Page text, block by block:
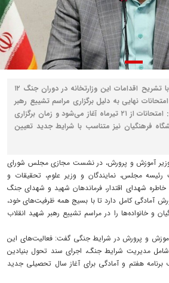
نصر: وزیر آموزش و پرورش با تشریح اقدامات این وزارتخانه در دوران جنگ ۱۲
نهایی به دلیل برگزاری مراسم تشییع رهبر
شهید انقلاب خبر داد و گفت: امتحانات از ۲۱ تیرماه آغاز می‌شود و زمان برگزاری
فرهنگیان نیز متناسب با شرایط جدید تعیین
وزیر آموزش و پرورش، در نشست مجازی مجلس شورای
مجلس، نمایندگان و وزیر علوم، تحقیقات و
شهدای اقتدار، فرماندهان شهید و شهدای جنگ
آمادگی کامل دارد تا با بسیج همه ظرفیت‌های خود،
و خانواده‌ها را در مراسم تشییع رهبر شهید انقلاب
آموزش و پرورش در شرایط جنگی گفت: فعالیت‌های این
شامل مدیریت شرایط جنگ، اجرای سند تحول بنیادین
برنامه هفتم و آمادگی برای آغاز سال تحصیلی جدید